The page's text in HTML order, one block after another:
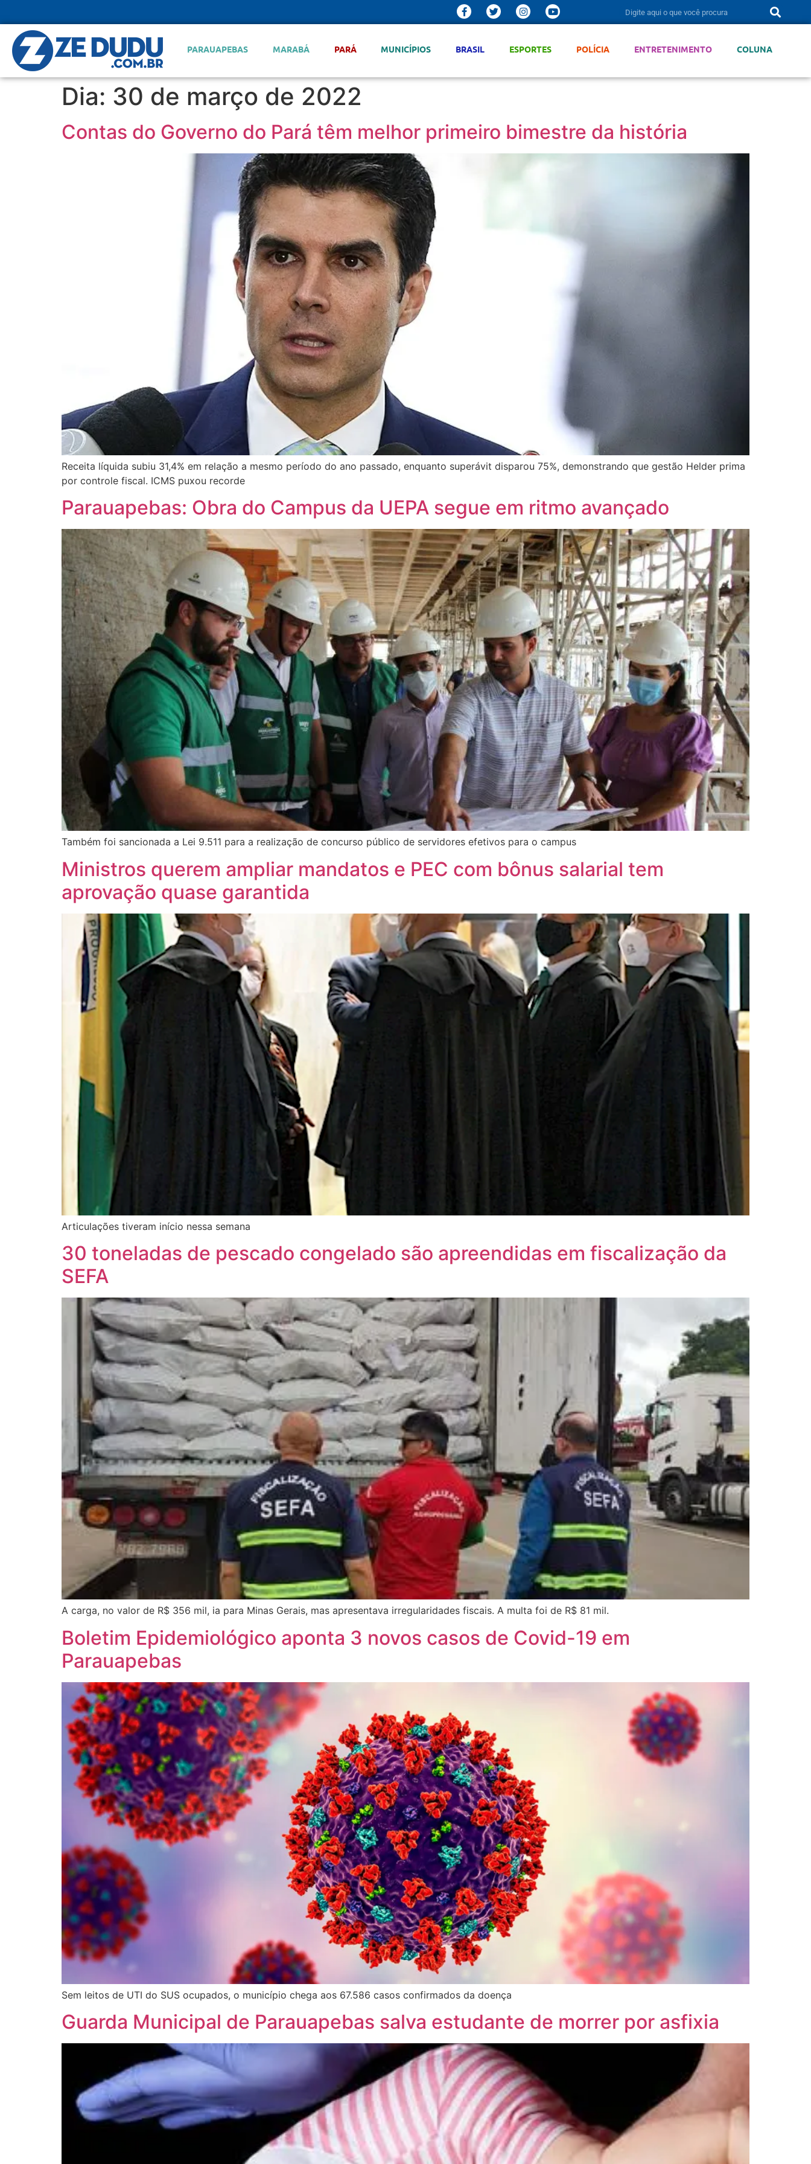
PARAUAPEBAS MARABÁ PARÁ MUNICÍPIOS BRASIL ESPORTES POLÍCIA ENTRETENIMENTO COLUNA
Dia: 30 de março de 2022
Contas do Governo do Pará têm melhor primeiro bimestre da história
Receita líquida subiu 31,4% em relação a mesmo período do ano passado, enquanto superávit disparou 75%, demonstrando que gestão Helder prima
por controle fiscal. ICMS puxou recorde
Parauapebas: Obra do Campus da UEPA segue em ritmo avançado
Também foi sancionada a Lei 9.511 para a realização de concurso público de servidores efetivos para o campus
Ministros querem ampliar mandatos e PEC com bônus salarial tem
aprovação quase garantida
Articulações tiveram início nessa semana
30 toneladas de pescado congelado são apreendidas em fiscalização da
SEFA
A carga, no valor de R$ 356 mil, ia para Minas Gerais, mas apresentava irregularidades fiscais. A multa foi de R$ 81 mil.
Boletim Epidemiológico aponta 3 novos casos de Covid-19 em
Parauapebas
Sem leitos de UTI do SUS ocupados, o município chega aos 67.586 casos confirmados da doença
Guarda Municipal de Parauapebas salva estudante de morrer por asfixia